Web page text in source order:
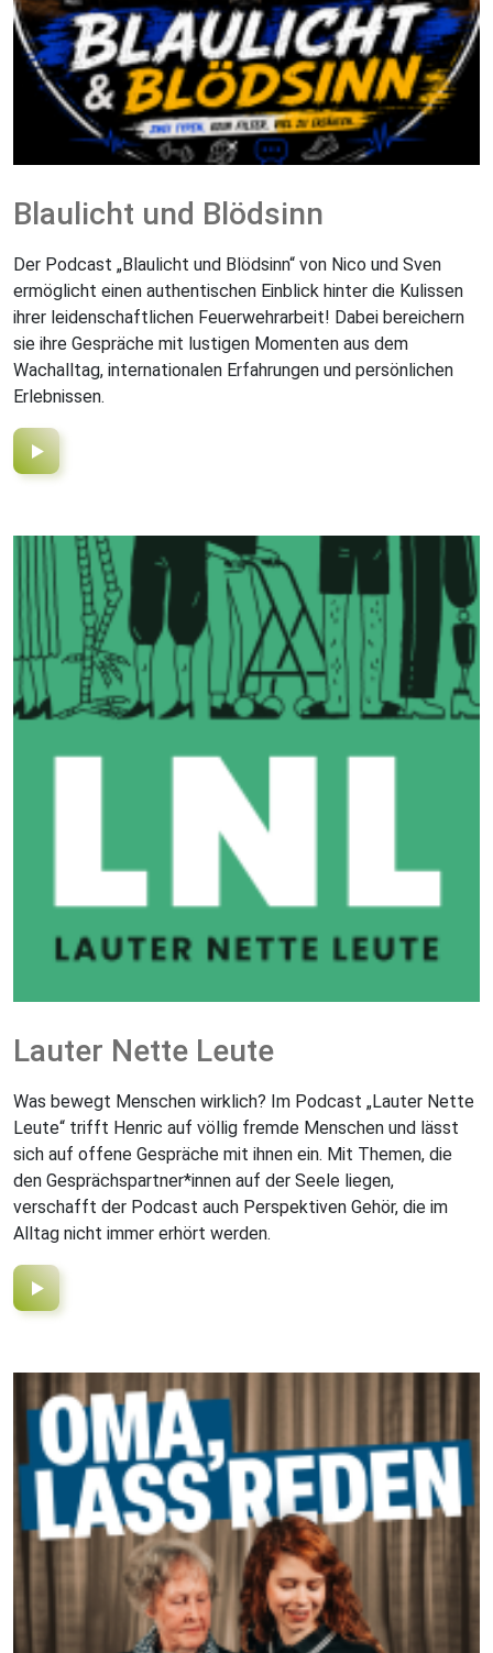
Blaulicht und Blödsinn
Der Podcast „Blaulicht und Blödsinn“ von Nico und Sven
ermöglicht einen authentischen Einblick hinter die Kulissen
ihrer leidenschaftlichen Feuerwehrarbeit! Dabei bereichern
sie ihre Gespräche mit lustigen Momenten aus dem
Wachalltag, internationalen Erfahrungen und persönlichen
Erlebnissen.
Lauter Nette Leute
Was bewegt Menschen wirklich? Im Podcast „Lauter Nette
Leute“ trifft Henric auf völlig fremde Menschen und lässt
sich auf offene Gespräche mit ihnen ein. Mit Themen, die
den Gesprächspartner*innen auf der Seele liegen,
verschafft der Podcast auch Perspektiven Gehör, die im
Alltag nicht immer erhört werden.